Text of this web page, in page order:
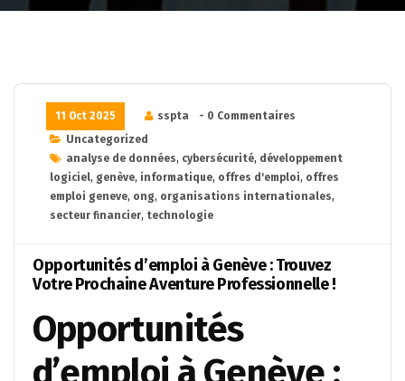
11 Oct 2025 sspta
- 0 Commentaires
Uncategorized
analyse de données, cybersécurité, développement
logiciel, genève, informatique, offres d'emploi, offres
emploi geneve, ong, organisations internationales,
secteur financier, technologie
Opportunités d’emploi à Genève : Trouvez
Votre Prochaine Aventure Professionnelle !
Opportunités